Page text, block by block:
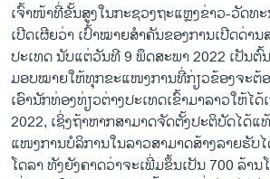
ເຈົ້າ​ໜ້າ​ທີ່​ຂັ້ນ​ສູງໃນກະຊວງຖະແຫຼງຂ່າວ-ວັດທ
ເປີດເຜີຍວ່າ ເປົ້າໝາຍສຳຄັນຂອງການເປີດດ່າ
ປະເທດ ນັບແຕ່ວັນທີ 9 ພຶດສະພາ 2022 ເປັນຕົ້
ມອບໝາຍໃຫ້ທຸກຂະແໜງການທີ່ກ່ຽວຂ້ອງຈະ​ຕ້
ເອົານັກທ່ອງທ່ຽວຕ່າງປະເທດເຂົ້າມາລາວໃຫ້ໄ
2022, ເຊິ່ງຖ້າຫາກສາ​ມາດຈັດຕັ້ງປະຕິບັດໄດ້​ແ
ແໜງ​ການ​ບໍລິການ​ໃນ​ລາວ​ສາມາດ​ສ້າງ​ລາຍ​ຮັບ​
ໂດ​ລາ ທັງ​ຍັງຄາດ​ວ່າ​ຈະ​ເພີ່ມ​ຂຶ້ນ​ເປັນ 700 ລ້ານ​